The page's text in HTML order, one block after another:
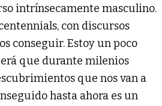
intrínsecamente masculino.
con discursos
conseguir. Estoy un poco
que durante milenios
que nos van a
hasta ahora es un